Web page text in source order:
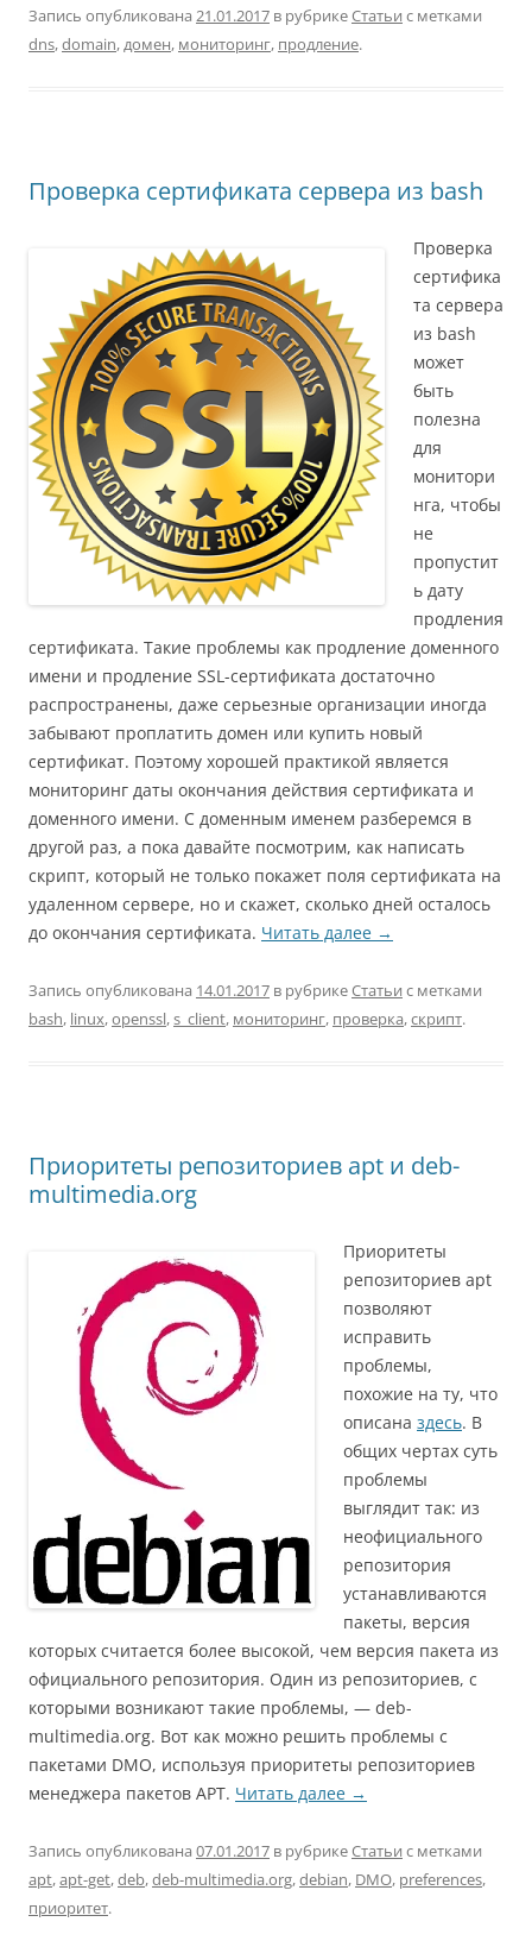
Запись опубликована 21.01.2017 в рубрикеСтатьи с метками
dns,domain,домен, мониторинг, продление.
Проверка сертификата сервера из bash
Проверка
сертифика
та сервера
из bash
может
быть
полезна
для
монитори
нга, чтобы
не
пропустит
ь дату
продления
сертификата. Такие проблемы как продление доменного
имени и продление SSL-сертификата достаточно
распространены, даже серьезные организации иногда
забывают проплатить домен или купить новый
сертификат. Поэтому хорошей практикой является
мониторинг даты окончания действия сертификата и
доменного имени. С доменным именем разберемся в
другой раз, а пока давайте посмотрим, как написать
скрипт, который не только покажет поля сертификата на
удаленном сервере, но и скажет, сколько дней осталось
до окончания сертификата. Читать далее →
Запись опубликована 14.01.2017 в рубрикеСтатьи с метками
bash, linux,openssl,s_client, мониторинг, проверка,скрипт.
Приоритеты репозиториев apt и deb-
multimedia.org
Приоритеты
репозиториев apt
позволяют
исправить
проблемы,
похожие на ту, что
описана здесь. В
общих чертах суть
проблемы
выглядит так: из
неофициального
репозитория
устанавливаются
пакеты, версия
которых считается более высокой, чем версия пакета из
официального репозитория. Один из репозиториев, с
которыми возникают такие проблемы, — deb-
multimedia.org. Вот как можно решить проблемы с
пакетами DMO, используя приоритеты репозиториев
менеджера пакетов APT. Читать далее →
Запись опубликована 07.01.2017 в рубрикеСтатьи с метками
apt,apt-get,deb,deb-multimedia.org,debian, DMO, preferences,
приоритет.